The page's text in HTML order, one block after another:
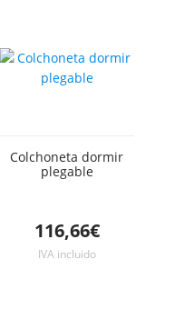
Colchoneta dormir
plegable
116,66€
IVA incluido